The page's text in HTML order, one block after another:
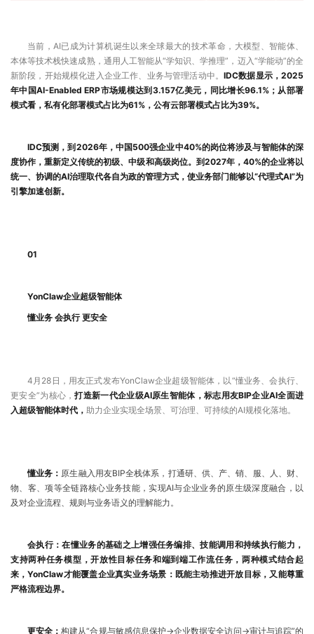
当前，AI已成为计算机诞生以来全球最大的技术革命，大模型、智能体、
本体等技术栈快速成熟，通用人工智能从“学知识、学推理”，迈入“学能动”的全
新阶段，开始规模化进入企业工作、业务与管理活动中。IDC数据显示，2025
年中国AI-Enabled ERP市场规模达到3.157亿美元，同比增长96.1%；从部署
模式看，私有化部署模式占比为61%，公有云部署模式占比为39%。
IDC预测，到2026年，中国500强企业中40%的岗位将涉及与智能体的深
度协作，重新定义传统的初级、中级和高级岗位。到2027年，40%的企业将以
统一、协调的AI治理取代各自为政的管理方式，使业务部门能够以“代理式AI”为
引擎加速创新。
01
YonClaw企业超级智能体
懂业务 会执行 更安全
4月28日，用友正式发布YonClaw企业超级智能体，以“懂业务、会执行、
更安全”为核心，打造新一代企业级AI原生智能体，标志用友BIP企业AI全面进
入超级智能体时代， 助力企业实现全场景、可治理、可持续的AI规模化落地。
懂业务： 原生融入用友BIP全栈体系，打通研、供、产、销、服、人、财、
物、客、项等全链路核心业务技能，实现AI与企业业务的原生级深度融合，以
及对企业流程、规则与业务语义的理解能力。
会执行：在懂业务的基础之上增强任务编排、技能调用和持续执行能力，
支持两种任务模型，开放性目标任务和端到端工作流任务，两种模式结合起
来，YonClaw才能覆盖企业真实业务场景：既能主动推进开放目标，又能尊重
严格流程边界。
更安全：构建从“合规与敏感信息保护→企业数据安全访问→审计与追踪”的